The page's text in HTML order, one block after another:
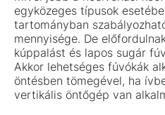
egyközeges típusok
tartományban
mennyisége. De
kúppalást és lapos sugár
Akkor lehetséges fúvókák
öntésben tömegével, ha
vertikális öntőgép van